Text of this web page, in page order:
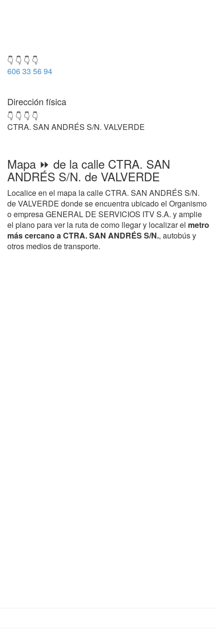
👇 👇 👇 👇
606 33 56 94
Dirección física
👇 👇 👇 👇
CTRA. SAN ANDRÉS S/N. VALVERDE
Mapa ⏩ de la calle CTRA. SAN
ANDRÉS S/N. de VALVERDE
Localice en el mapa la calle CTRA. SAN ANDRÉS S/N.
de VALVERDE donde se encuentra ubicado el Organismo
o empresa GENERAL DE SERVICIOS ITV S.A. y amplie
el plano para ver la ruta de como llegar y localizar el metro
más cercano a CTRA. SAN ANDRÉS S/N., autobús y
otros medios de transporte.